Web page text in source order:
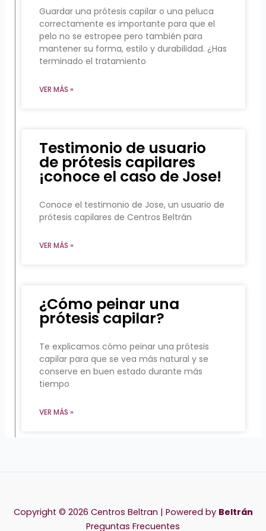
Guardar una prótesis capilar o una peluca
correctamente es importante para que el
pelo no se estropee pero también para
mantener su forma, estilo y durabilidad. ¿Has
terminado el tratamiento
VER MÁS »
Testimonio de usuario
de prótesis capilares
¡conoce el caso de Jose!
Conoce el testimonio de Jose, un usuario de
prótesis capilares de Centros Beltrán
VER MÁS »
¿Cómo peinar una
prótesis capilar?
Te explicamos cómo peinar una prótesis
capilar para que se vea más natural y se
conserve en buen estado durante más
tiempo
VER MÁS »
Copyright © 2026 Centros Beltran | Powered by Beltrán
Preguntas Frecuentes